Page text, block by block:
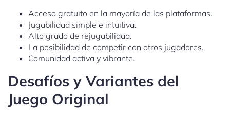
Acceso gratuito en la mayoría de las plataformas.
Jugabilidad simple e intuitiva.
Alto grado de rejugabilidad.
La posibilidad de competir con otros jugadores.
Comunidad activa y vibrante.
Desafíos y Variantes del
Juego Original